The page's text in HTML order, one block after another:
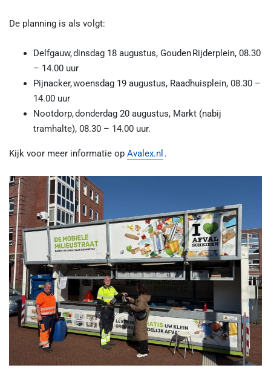
De planning is als volgt:
Delfgauw, dinsdag 18 augustus, Gouden Rijderplein, 08.30
– 14.00 uur
Pijnacker, woensdag 19 augustus, Raadhuisplein, 08.30 –
14.00 uur
Nootdorp, donderdag 20 augustus, Markt (nabij
tramhalte), 08.30 – 14.00 uur.
Kijk voor meer informatie op Avalex.nl .